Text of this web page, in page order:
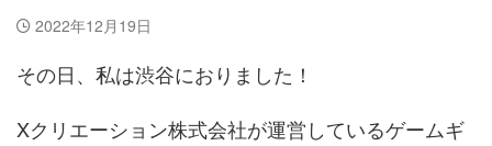
2022年12月19日
その日、私は渋谷におりました！
Xクリエーション株式会社が運営しているゲームギ